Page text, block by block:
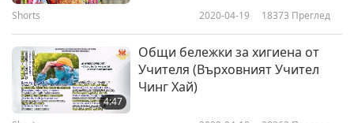
7
1:45
Shorts 2019-04-03 10196 Преглед
HOW TO GET THE MOST
Shorts 2020-04-19 18373 Преглед
4:47
Общи бележки за хигиена от
Учителя (Върховният Учител
Чинг Хай)